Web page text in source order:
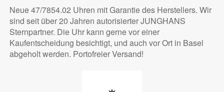
Neue 47/7854.02 Uhren mit Garantie des Herstellers. Wir
sind seit über 20 Jahren autorisierter JUNGHANS
Sternpartner. Die Uhr kann gerne vor einer
Kaufentscheidung besichtigt, und auch vor Ort in Basel
abgeholt werden. Portofreier Versand!